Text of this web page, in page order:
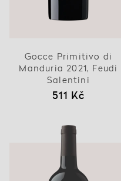
Gocce Primitivo di
Manduria 2021, Feudi
Salentini
511 Kč